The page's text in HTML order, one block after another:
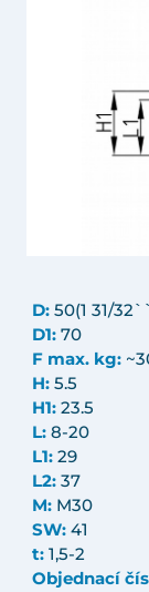
D: 50(1 31/
D1: 70
F max. kg:
H: 5.5
H1: 23.5
L: 8-20
L1: 29
L2: 37
M: M30
SW: 41
t: 1,5-2
Objednací